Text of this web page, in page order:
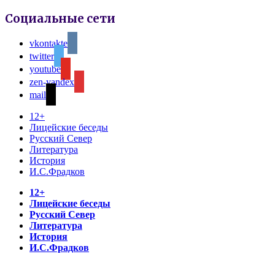
Социальные сети
vkontakte
twitter
youtube
zen-yandex
mail
12+
Лицейские беседы
Русский Север
Литература
История
И.С.Фрадков
12+
Лицейские беседы
Русский Север
Литература
История
И.С.Фрадков